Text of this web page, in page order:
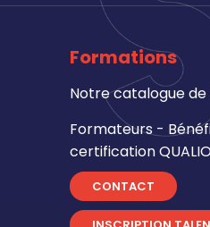
Formations
Notre catalogue
Formateurs -
certification
CONTACT